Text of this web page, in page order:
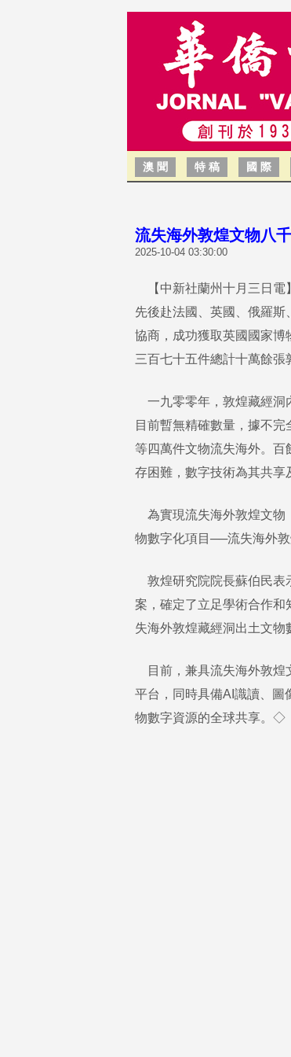
澳 聞 特 稿 國 際
流失海外敦煌文物八
2025-10-04 03:30:00
【中新社蘭州十月三日電
先後赴法國、英國、俄羅
協商，成功獲取英國國家
三百七十五件總計十萬餘張
一九零零年，敦煌藏經洞
目前暫無精確數量，據不
等四萬件文物流失海外。
存困難，數字技術為其共享
為實現流失海外敦煌文物
物數字化項目──流失海外敦
敦煌研究院院長蘇伯民表
案，確定了立足學術合作
失海外敦煌藏經洞出土文物
目前，兼具流失海外敦煌
平台，同時具備AI識讀、圖
物數字資源的全球共享。◇